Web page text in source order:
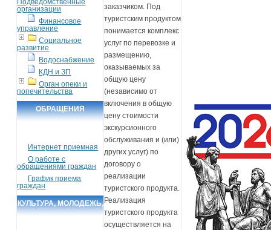
организации
Финансовое
управление
Социальное
развитие
Водоснабжение
КДН и ЗП
Орган опеки и
попечительства
ОБРАЩЕНИЯ
Интернет приемная
О работе с
обращениями граждан
График приема
граждан
КУЛЬТУРА, МОЛОДЕЖЬ,
заказчиком. Под
туристским продуктом
понимается комплекс
услуг по перевозке и
размещению,
оказываемых за
общую цену
(независимо от
включения в общую
цену стоимости
экскурсионного
обслуживания и (или)
других услуг) по
договору о
реализации
туристского продукта.
Реализация
туристского продукта
осуществляется на